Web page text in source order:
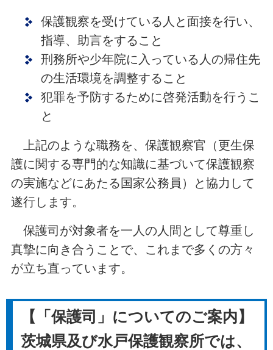
保護観察を受けている人と面接を行い、
指導、助言をすること
刑務所や少年院に入っている人の帰住先
の生活環境を調整すること
犯罪を予防するために啓発活動を行うこ
と
上記のような職務を、保護観察官（更生保
護に関する専門的な知識に基づいて保護観察
の実施などにあたる国家公務員）と協力して
遂行します。
保護司が対象者を一人の人間として尊重し
真摯に向き合うことで、これまで多くの方々
が立ち直っています。
【「保護司」についてのご案内】
茨城県及び水戸保護観察所では、